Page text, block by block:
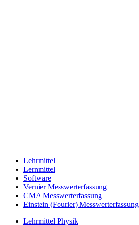
Lehrmittel
Lernmittel
Software
Vernier Messwerterfassung
CMA Messwerterfassung
Einstein (Fourier) Messwerterfassung
Lehrmittel Physik